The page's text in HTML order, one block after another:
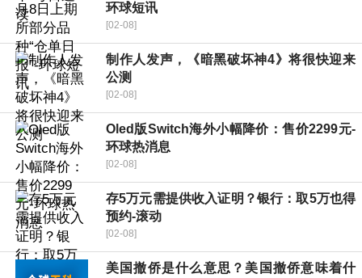
环球短讯
[02-08]
制作人发声，《暗黑破坏神4》将很快迎来
公测
[02-08]
Oled版Switch海外小幅降价：售价2299元-
环球热消息
[02-08]
存5万元需提供收入证明？银行：取5万也得
预约-滚动
[02-08]
美国撤侨是什么意思？美国撤侨意味着什